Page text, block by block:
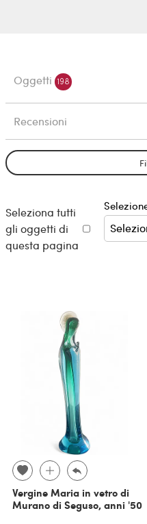
Oggetti 198
Recensioni
Seleziona tutti
gli oggetti di
questa pagina
Vergine Maria in vetro di
Murano di Seguso, anni '50